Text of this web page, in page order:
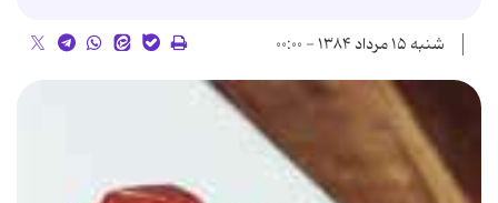
شنبه ۱۵ مرداد ۱۳۸۴ - ۰۰:۰۰